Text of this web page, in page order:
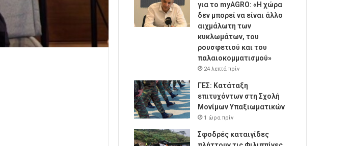
για το myAGRO: «Η χώρα
δεν μπορεί να είναι άλλο
αιχμάλωτη των
κυκλωμάτων, του
ρουσφετιού και του
παλαιοκομματισμού»
24 λεπτά πρίν
ΓΕΣ: Κατάταξη
επιτυχόντων στη Σχολή
Μονίμων Υπαξιωματικών
1 ώρα πρίν
Σφοδρές καταιγίδες